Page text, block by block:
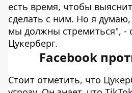
есть время, чтобы
сделать с ним. Но я
мы должны стремиться", -
Цукерберг.
Facebook
Стоит отметить, что